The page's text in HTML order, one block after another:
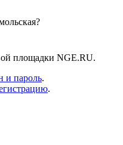
площадки NGE.RU.
и пароль.
.